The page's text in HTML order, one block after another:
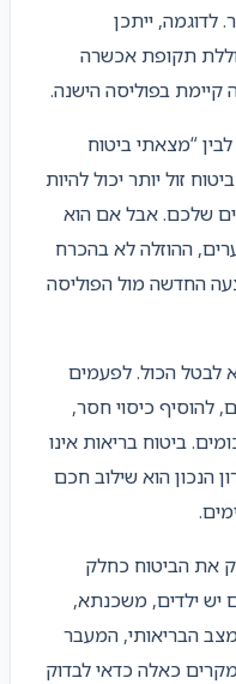
לדוגמה, ייתכן
תקופת אכשרה
בפוליסה הישנה.
“מצאתי ביטוח
זול יותר יכול להיות
שלכם. אבל אם הוא
ההוזלה לא בהכרח
החדשה מול הפוליסה
לבטל הכול. לפעמים
להוסיף כיסוי חסר,
ביטוח בריאות אינו
הנכון הוא שילוב חכם
את הביטוח כחלק
ילדים, משכנתא,
הבריאותי, המעבר
כאלה כדאי לבדוק